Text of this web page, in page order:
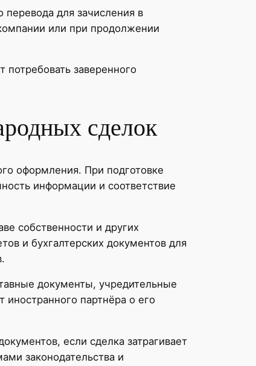
для зачисления в
или при продолжении
потребовать заверенного
сделок
оформления. При подготовке
информации и соответствие
собственности и других
и бухгалтерских документов для
документы, учредительные
партнёра о его
если сделка затрагивает
законодательства и